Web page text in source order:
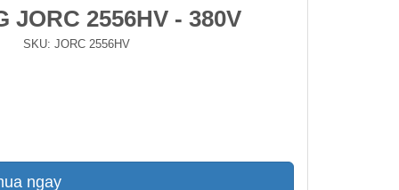
2556HV - 380V
SKU:JORC 2556HV
ngay